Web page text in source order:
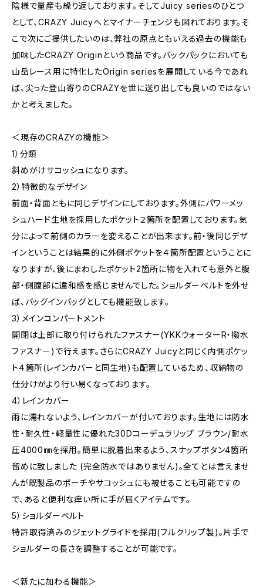
陰様で量産も繰り返しております。そしてJuicy seriesのひとつ
として、CRAZY Juicyへとマイナーチェンジも図れております。そ
こで次にご提供したいのは、弊社の原点ともいえる過去の機能も
加味したCRAZY Originという商品です。バックパックにおいても
山岳レース用に特化したOrigin seriesを展開している今であれ
ば、尖った登山寄りのCRAZYを世に送り出しても良いのではない
かと考えました。
＜現存のCRAZYの機能＞
1）分類
斜めがけサコッシュになります。
2）特徴的なデザイン
前面・背面ともに同じデザインにしております。外側にパワーメッ
シュハード生地を採用したポケット２箇所を配置しております。気
分によって前側のカラーを変えることが出来ます。前・後同じデザ
インということは結果的に外側ポケットを４箇所配置ということに
なりますが、後にまわしたポケット2箇所に物を入れても意外と腹
部・側腹部に違和感を感じませんでした。ショルダーベルトを外せ
ば、バッグインバッグとしても機能致します。
3）メインコンパートメント
開閉は上部に取り付けられたファスナー(YKKウォーターR・撥水
ファスナー)で行えます。さらにCRAZY Juicyと同じく内側ポケッ
ト４箇所(レインカバーと同生地)も配置しているため、収納物の
仕分けがより行い易くなっております。
4）レインカバー
雨に濡れないよう、レインカバーが付いております。生地には防水
性・耐久性・軽量性に優れた30Dコーデュラリップ ブラウン/耐水
圧4000㎜を採用。簡単に脱着出来るよう、スナップボタン4箇所
留めに致しました (完全防水ではありません)。全てとは言えませ
んが既製品のポーチやサコッシュにも被せることも可能ですの
で、あると便利な痒い所に手が届くアイテムです。
5）ショルダーベルト
特許取得済みのジェットグライドを採用(フルクリップ製)。片手で
ショルダーの長さを調整することが可能です。
＜新たに加わる機能＞